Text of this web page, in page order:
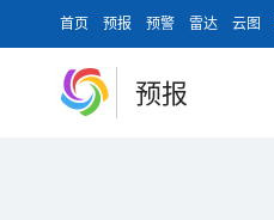
首页 预报 预警 雷达 云图
预报